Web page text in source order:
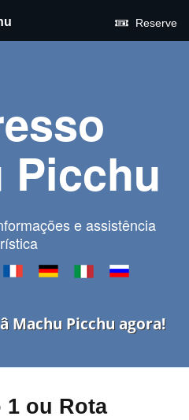
Reserve
Picchu
e assistência
Machu Picchu agora!
ou Rota